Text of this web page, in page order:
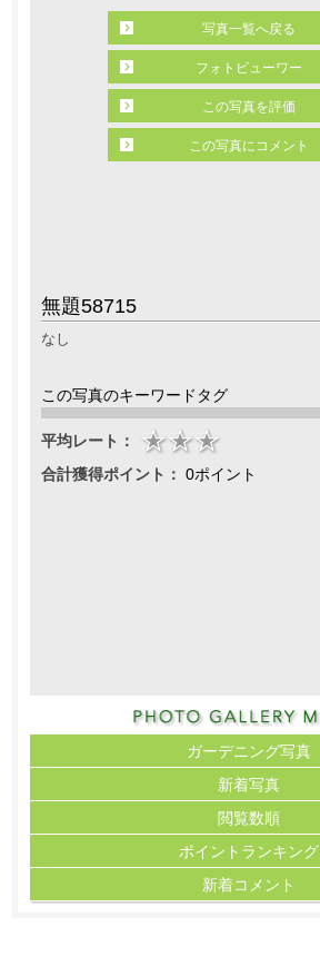
無題58715
なし
この写真のキーワードタグ
平均レート：
合計獲得ポイント： 0ポイント
写真一覧へ戻る
フォトビューワー
この写真を評価
この写真にコメント
ガーデニング写真
新着写真
閲覧数順
ポイント ランキング
新着コメント